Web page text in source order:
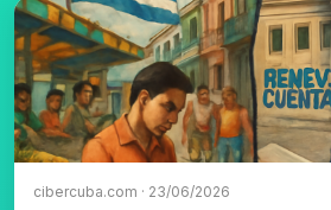
cibercuba.com · 23/06/2026